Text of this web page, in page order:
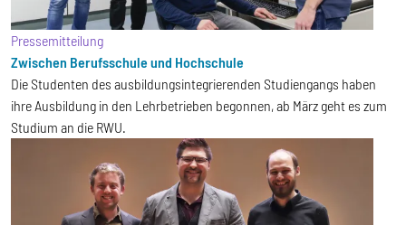
Pressemitteilung
Zwischen Berufsschule und Hochschule
Die Studenten des ausbildungsintegrierenden Studiengangs haben
ihre Ausbildung in den Lehrbetrieben begonnen, ab März geht es zum
Studium an die RWU.